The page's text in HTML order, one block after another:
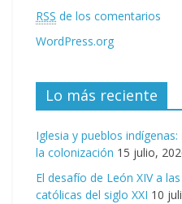
RSS de los comentarios
WordPress.org
Lo más reciente
Iglesia y pueblos
la colonización 15 julio,
El desafío de León XIV a
católicas del siglo XXI 10